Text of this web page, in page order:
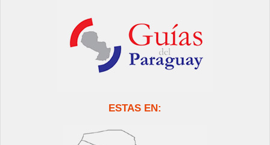
ESTAS EN: